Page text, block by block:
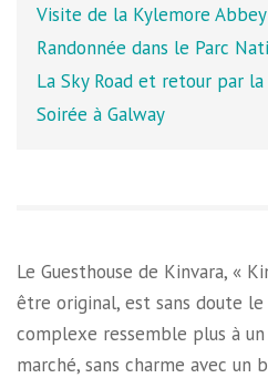
Visite de la Kylemore Abbey
Randonnée dans le Parc
La Sky Road et retour par la
Soirée à Galway
Le Guesthouse de Kinvara, «
être original, est sans doute le
complexe ressemble plus à
marché, sans charme avec un